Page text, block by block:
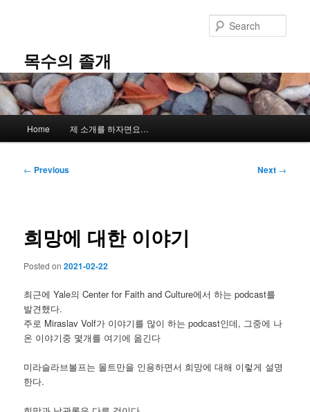
content목수의 졸개
Home 제 소개를 하자면요…
Post
← Previous Next →
희망에 대한 이야기
Posted on2021-02-22
최근에 Yale의 Center for Faith and Culture에서 하는 podcast를
발견했다.
주로 Miraslav Volf가 이야기를 많이 하는 podcast인데, 그중에 나
온 이야기중 몇개를 여기에 옮긴다
미라슬라브볼프는 몰트만을 인용하면서 희망에 대해 이렇게 설명
한다.